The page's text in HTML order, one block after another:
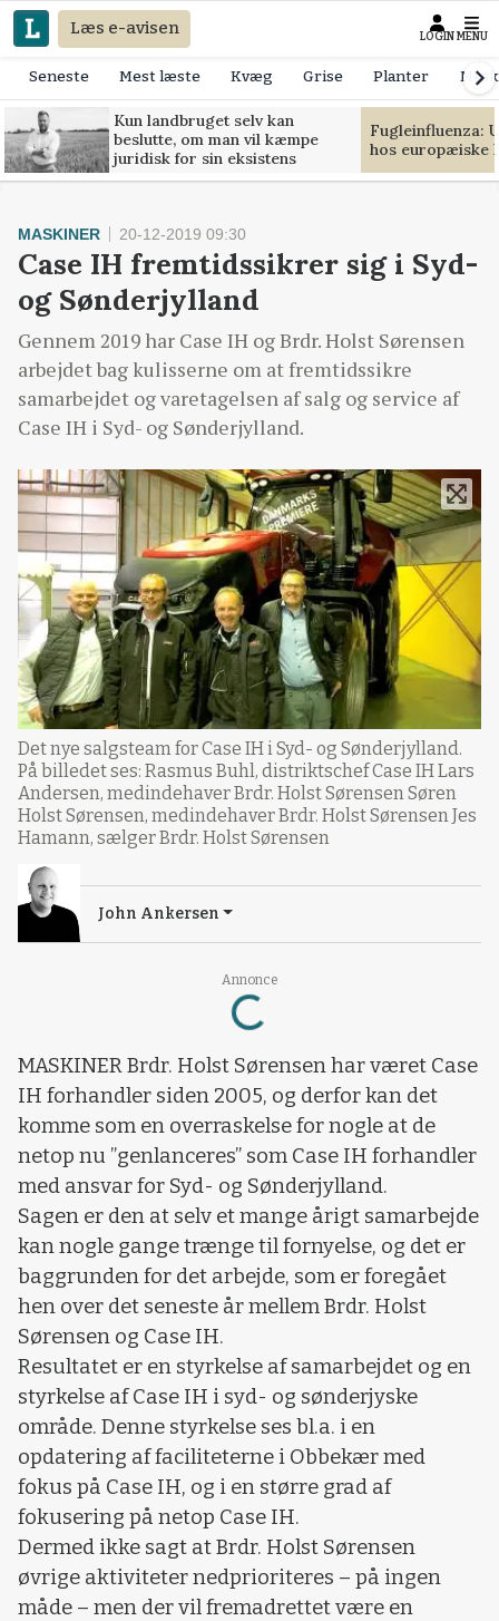
Læs e-avisen LOGIN MENU
Seneste Mest læste Kvæg Grise Planter
Kun landbruget selv kan
beslutte, om man vil kæmpe
juridisk for sin eksistens
Fugleinfluenza:
hos europæiske
Annonce
Loading...
MASKINER 20-12-2019 09:30
Case IH fremtidssikrer sig i Syd-
og Sønderjylland
Gennem 2019 har Case IH og Brdr. Holst Sørensen
arbejdet bag kulisserne om at fremtidssikre
samarbejdet og varetagelsen af salg og service af
Case IH i Syd- og Sønderjylland.
Det nye salgsteam for Case IH i Syd- og Sønderjylland.
På billedet ses: Rasmus Buhl, distriktschef Case IH Lars
Andersen, medindehaver Brdr. Holst Sørensen Søren
Holst Sørensen, medindehaver Brdr. Holst Sørensen Jes
Hamann, sælger Brdr. Holst Sørensen
John Ankersen
MASKINER Brdr. Holst Sørensen har været Case
IH forhandler siden 2005, og derfor kan det
komme som en overraskelse for nogle at de
netop nu ”genlanceres” som Case IH forhandler
med ansvar for Syd- og Sønderjylland.
Sagen er den at selv et mange årigt samarbejde
kan nogle gange trænge til fornyelse, og det er
baggrunden for det arbejde, som er foregået
hen over det seneste år mellem Brdr. Holst
Sørensen og Case IH.
Resultatet er en styrkelse af samarbejdet og en
styrkelse af Case IH i syd- og sønderjyske
område. Denne styrkelse ses bl.a. i en
opdatering af faciliteterne i Obbekær med
fokus på Case IH, og i en større grad af
fokusering på netop Case IH.
Dermed ikke sagt at Brdr. Holst Sørensen
øvrige aktiviteter nedprioriteres – på ingen
måde – men der vil fremadrettet være en